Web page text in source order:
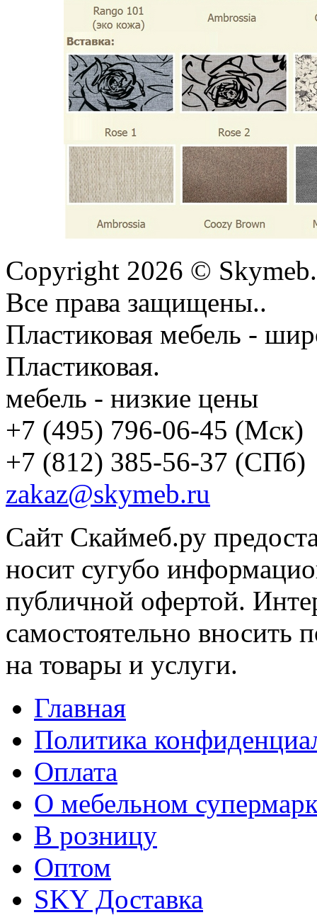
Copyright 2026 ©
Все права защищены..
Пластиковая мебель -
Пластиковая.
мебель - низкие цены
+7 (495) 796-06-45 (Мск)
+7 (812) 385-56-37 (СПб)
zakaz@skymeb.ru
Сайт Скаймеб.ру
носит сугубо
публичной офертой.
самостоятельно вносить
на товары и услуги.
Главная
Политика
Оплата
О мебельном
В розницу
Оптом
SKY Доставка